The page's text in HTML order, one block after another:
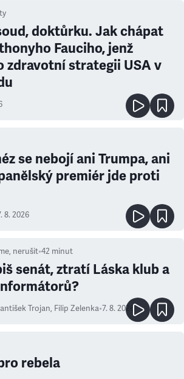
doktůrku. Jak chápat
Fauciho, jenž
zdravotní strategii USA v
se nebojí ani Trumpa, ani
premiér jde proti
8. 2026
nerušit•42 minut
senát, ztratí Láska klub a
Trojan, Filip Zelenka•7. 8. 2026
rebela